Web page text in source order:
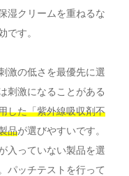
湿クリームを重ねるな
です。
激の低さを最優先に選
刺激になることがある
した「紫外線吸収剤不
品が選びやすいです。
入っていない製品を選
パッチテストを行って